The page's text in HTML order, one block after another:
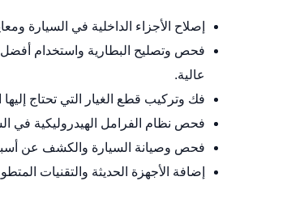
إصلاح الأجزاء الداخلية في السيارة
فحص وتصليح البطارية واستخدام أفضل
عالية.
فك وتركيب قطع الغيار التي تحتاج
فحص نظام الفرامل الهيدروليكية في
فحص وصيانة السيارة والكشف عن
إضافة الأجهزة الحديثة والتقنيات